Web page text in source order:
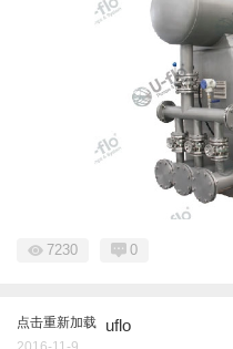
7230 0
点击重新加载 uflo